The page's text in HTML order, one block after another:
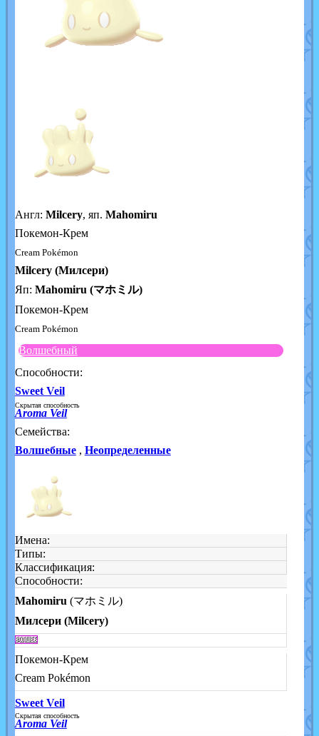
Англ: Milcery, яп. Mahomiru
Покемон-Крем
Cream Pokémon
Milcery (Милсери)
Яп: Mahomiru (マホミル)
Покемон-Крем
Cream Pokémon
Волшебный
Способности:
Sweet Veil
Скрытая способность
Aroma Veil
Семейства:
Волшебные , Неопределенные
Имена:
Типы:
Классификация:
Способности:
Mahomiru (マホミル)
Милсери (Milcery)
Покемон-Крем
Cream Pokémon
Sweet Veil
Скрытая способность
Aroma Veil